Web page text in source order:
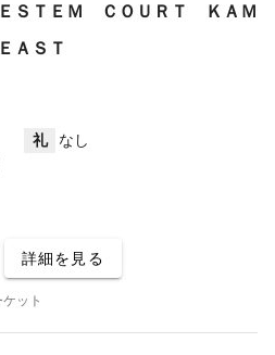
ＳＴＥＭ ＣＯＵＲＴ ＫＡＭ
ＡＳＴ
礼
なし
詳細を見る
ット